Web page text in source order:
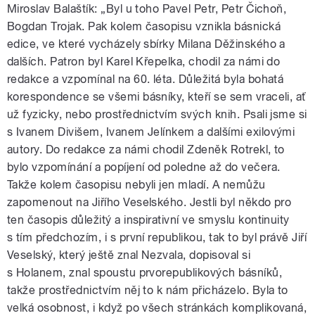
Miroslav Balaštík: „Byl u toho Pavel Petr, Petr Čichoň,
Bogdan Trojak. Pak kolem časopisu vznikla básnická
edice, ve které vycházely sbírky Milana Děžinského a
dalších. Patron byl Karel Křepelka, chodil za námi do
redakce a vzpomínal na 60. léta. Důležitá byla bohatá
korespondence se všemi básníky, kteří se sem vraceli, ať
už fyzicky, nebo prostřednictvím svých knih. Psali jsme si
s Ivanem Divišem, Ivanem Jelínkem a dalšími exilovými
autory. Do redakce za námi chodil Zdeněk Rotrekl, to
bylo vzpomínání a popíjení od poledne až do večera.
Takže kolem časopisu nebyli jen mladí. A nemůžu
zapomenout na Jiřího Veselského. Jestli byl někdo pro
ten časopis důležitý a inspirativní ve smyslu kontinuity
s tím předchozím, i s první republikou, tak to byl právě Jiří
Veselský, který ještě znal Nezvala, dopisoval si
s Holanem, znal spoustu prvorepublikových básníků,
takže prostřednictvím něj to k nám přicházelo. Byla to
velká osobnost, i když po všech stránkách komplikovaná,